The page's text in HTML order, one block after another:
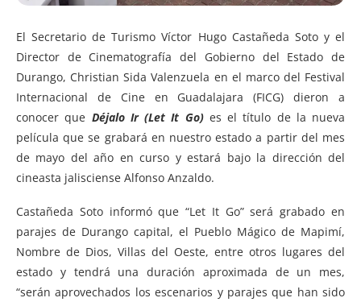
El Secretario de Turismo Víctor Hugo Castañeda Soto y el
Director de Cinematografía del Gobierno del Estado de
Durango, Christian Sida Valenzuela en el marco del Festival
Internacional de Cine en Guadalajara (FICG) dieron a
conocer que Déjalo Ir (Let It Go)es el título de la nueva
película que se grabará en nuestro estado a partir del mes
de mayo del año en curso y estará bajo la dirección del
cineasta jalisciense Alfonso Anzaldo.
Castañeda Soto informó que “Let It Go” será grabado en
parajes de Durango capital, el Pueblo Mágico de Mapimí,
Nombre de Dios, Villas del Oeste, entre otros lugares del
estado y tendrá una duración aproximada de un mes,
“serán aprovechados los escenarios y parajes que han sido